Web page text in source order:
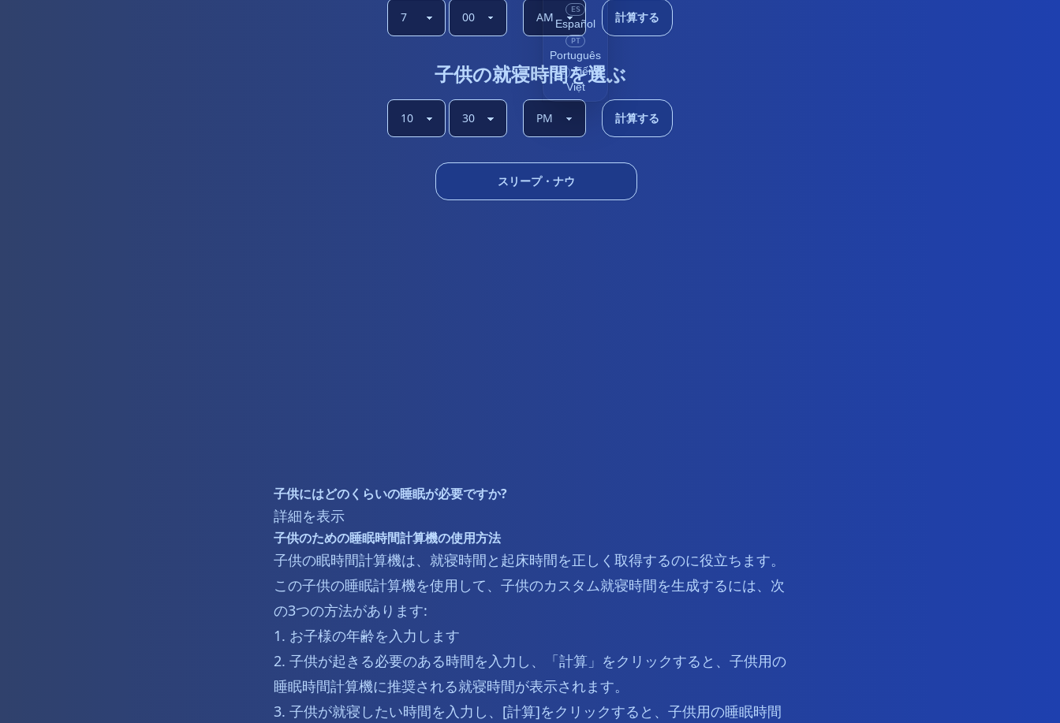
ES
Español
PT
Português
vi
Tiếng
Việt
計算する
子供の就寝時間を選ぶ
計算する
スリープ・ナウ
子供にはどのくらいの睡眠が必要ですか?
詳細を表示
子供のための睡眠時間計算機の使用方法
子供の眠時間計算機は、就寝時間と起床時間を正しく取得するのに役立ちます。
この子供の睡眠計算機を使用して、子供のカスタム就寝時間を生成するには、次
の3つの方法があります:
1. お子様の年齢を入力します
2. 子供が起きる必要のある時間を入力し、「計算」をクリックすると、子供用の
睡眠時間計算機に推奨される就寝時間が表示されます。
3. 子供が就寝したい時間を入力し、[計算]をクリックすると、子供用の睡眠時間